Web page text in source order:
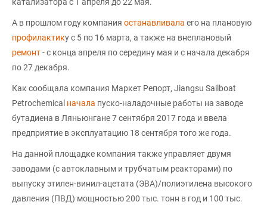
А в прошлом году компания останавливала его на плановую
профилактику с 5 по 16 марта, а также на внеплановый
ремонт- с конца апреля по середину мая и с начала декабря
по 27 декабря.
Как сообщала компания Маркет Репорт, Jiangsu Sailboat
Petrochemical начала пуско-наладочные работы на заводе
бутадиена в Ляньюнгане 7 сентября 2017 года и ввела
предприятие в эксплуатацию 18 сентября того же года.
На данной площадке компания также управляет двумя
заводами (с автоклавным и трубчатым реакторами) по
выпуску этилен-винил-ацетата (ЭВА)/полиэтилена высокого
давления (ПВД) мощностью 200 тыс. тонн в год и 100 тыс.